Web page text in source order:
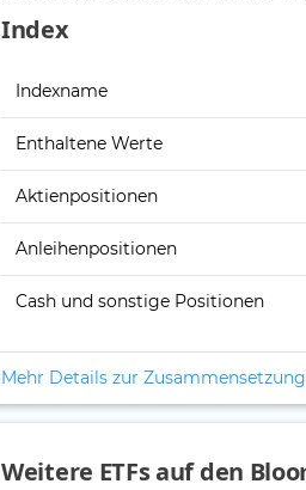
Index
Indexname
Enthaltene Werte
Aktienpositionen
Anleihenpositionen
Cash und sonstige Positionen
Mehr Details zur Zusammensetzung
Weitere ETFs auf den